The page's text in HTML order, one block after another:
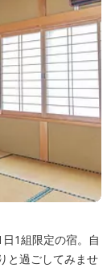
1組限定の宿。自
と過ごしてみませ